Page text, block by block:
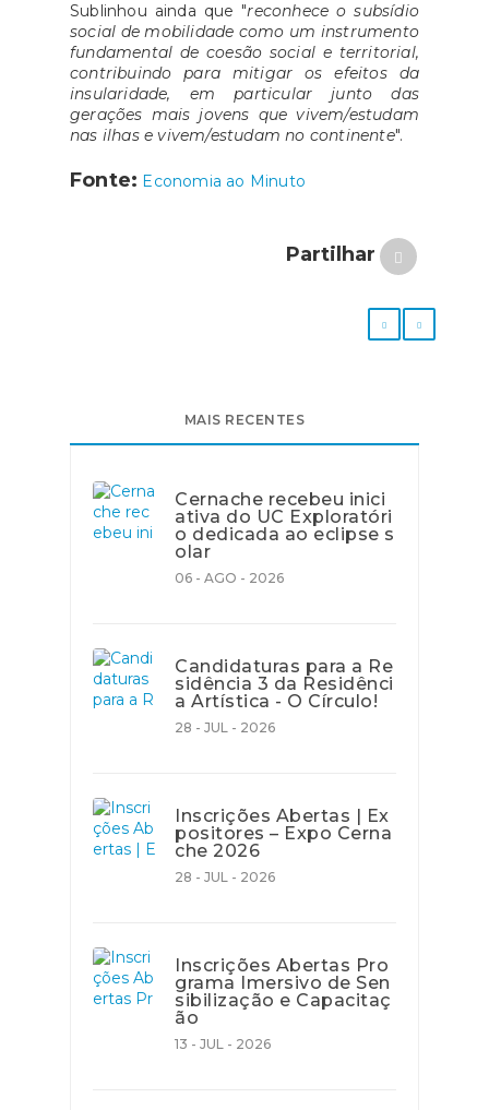
Sublinhou ainda que "reconhece o subsídio
social de mobilidade como um instrumento
fundamental de coesão social e territorial,
contribuindo para mitigar os efeitos da
insularidade, em particular junto das
gerações mais jovens que vivem/estudam
nas ilhas e vivem/estudam no continente".
Fonte: Economia ao Minuto
Partilhar
MAIS RECENTES
Cernache recebeu inici
ativa do UC Exploratóri
o dedicada ao eclipse s
olar
06 - AGO - 2026
Candidaturas para a Re
sidência 3 da Residênci
a Artística - O Círculo!
28 - JUL - 2026
Inscrições Abertas | Ex
positores – Expo Cerna
che 2026
28 - JUL - 2026
Inscrições Abertas Pro
grama Imersivo de Sen
sibilização e Capacitaç
ão
13 - JUL - 2026